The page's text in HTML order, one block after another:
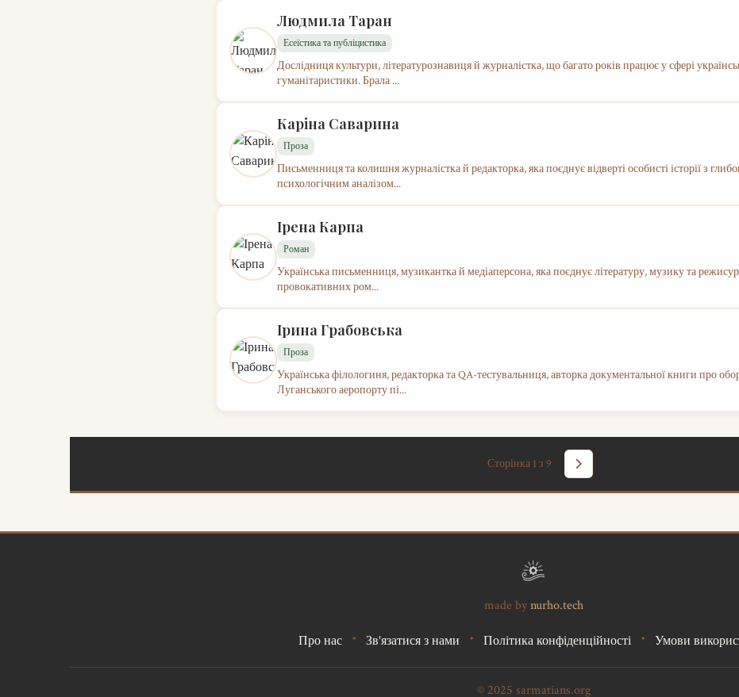
Людмила Таран
Есеїстика та публіцистика
Дослідниця культури, літературознавиця й журналістка, що багато років працює у сфері
гуманітаристики. Брала ...
Каріна Саварина
Проза
Письменниця та колишня журналістка й редакторка, яка поєднує відверті особисті історії з
психологічним аналізом...
Ірена Карпа
Роман
Українська письменниця, музикантка й медіаперсона, яка поєднує літературу, музику та
провокативних ром...
Ірина Грабовська
Проза
Українська філологиня, редакторка та QA-тестувальниця, авторка документальної книги про
Луганського аеропорту пі...
Сторінка 1 з 9
made bynurho.tech
Про нас • Зв'язатися з нами • Політика конфіденційності • Умови
© 2025 sarmatians.org